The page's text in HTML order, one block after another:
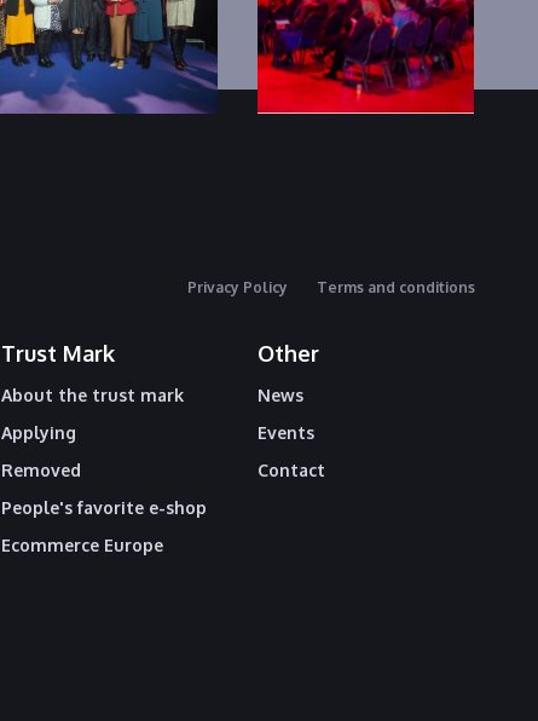
Privacy Policy Terms and conditions
Trust Mark
About the trust mark
Applying
Removed
People's favorite e-shop
Ecommerce Europe
Other
News
Events
Contact